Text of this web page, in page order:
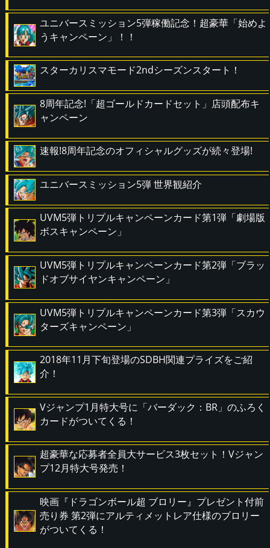
ユニバースミッション5弾稼働記念！超豪華「始めよ
うキャンペーン」！！
スターカリスマモード2ndシーズンスタート！
8周年記念!「超ゴールドカードセット」店頭配布キ
ャンペーン
速報!8周年記念のオフィシャルグッズが続々登場!
ユニバースミッション5弾 世界観紹介
UVM5弾トリプルキャンペーンカード第1弾「劇場版
ボスキャンペーン」
UVM5弾トリプルキャンペーンカード第2弾「ブラッ
ドオブサイヤンキャンペーン」
UVM5弾トリプルキャンペーンカード第3弾「スカウ
ターズキャンペーン」
2018年11月下旬登場のSDBH関連プライズをご紹
介！
Vジャンプ1月特大号に「バーダック：BR」のふろく
カードがついてくる！
超豪華な応募者全員大サービス3枚セット！Vジャン
プ12月特大号発売！
映画『ドラゴンボール超 ブロリー』プレゼント付前
売り券 第2弾にアルティメットレア仕様のブロリー
がついてくる！